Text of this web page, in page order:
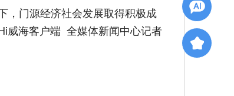
，门源经济社会发展取得积极成
威海客户端 全媒体新闻中心记者